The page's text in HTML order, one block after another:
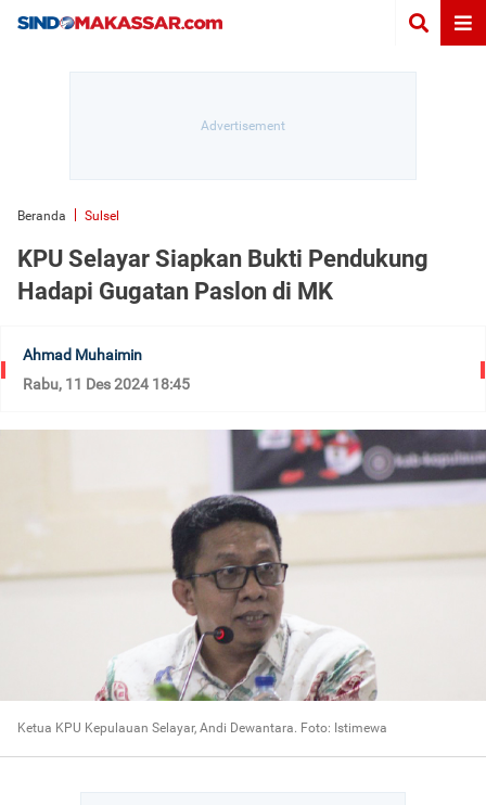
Beranda Sulsel
KPU Selayar Siapkan Bukti Pendukung
Hadapi Gugatan Paslon di MK
Ahmad Muhaimin
Rabu, 11 Des 2024 18:45
Ketua KPU Kepulauan Selayar, Andi Dewantara. Foto: Istimewa